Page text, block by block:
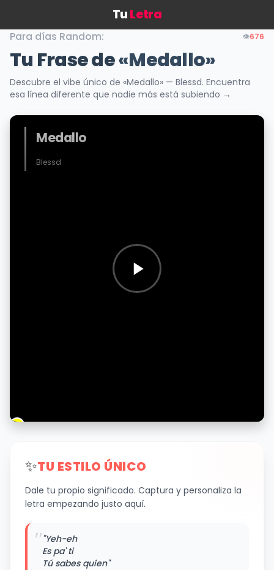
TuLetra
Para días Random: 👁️676
Tu Frase de«Medallo»
Descubre el vibe único de «Medallo» — Blessd. Encuentra
esa línea diferente que nadie más está subiendo →
Medallo
Blessd
✨TU ESTILO ÚNICO
Dale tu propio significado. Captura y personaliza la
letra empezando justo aquí.
""Yeh-eh
Es pa' ti
Tú sabes quien"